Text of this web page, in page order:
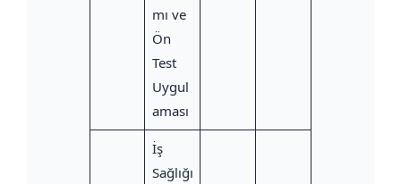
mı ve
Ön
Test
Uygul
aması
İş
Sağlığı